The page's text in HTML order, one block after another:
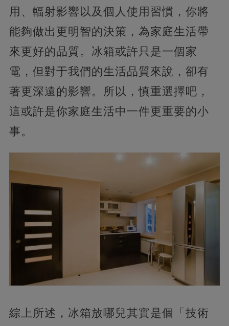
用、輻射影響以及個人使用習慣，你將
能夠做出更明智的決策，為家庭生活帶
來更好的品質。冰箱或許只是一個家
電，但對于我們的生活品質來說，卻有
著更深遠的影響。所以，慎重選擇吧，
這或許是你家庭生活中一件更重要的小
事。
綜上所述，冰箱放哪兒其實是個「技術